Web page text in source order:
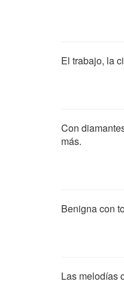
El trabajo, la
Con
más.
Benigna con
Las melodías